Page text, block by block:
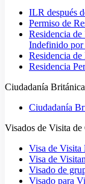
ILR después
Permiso de
Residencia de
Indefinido por
Residencia
Residencia
Ciudadanía Británica
Ciudadanía
Visados de Visita de
Visa de Visita
Visa de
Visado de
Visado para